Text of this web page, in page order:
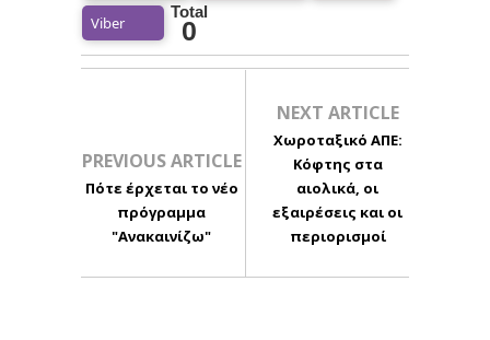
Viber
Total
0
PREVIOUS ARTICLE
Πότε έρχεται το νέο
πρόγραμμα
"Ανακαινίζω"
NEXT ARTICLE
Χωροταξικό ΑΠΕ:
Κόφτης στα
αιολικά, οι
εξαιρέσεις και οι
περιορισμοί